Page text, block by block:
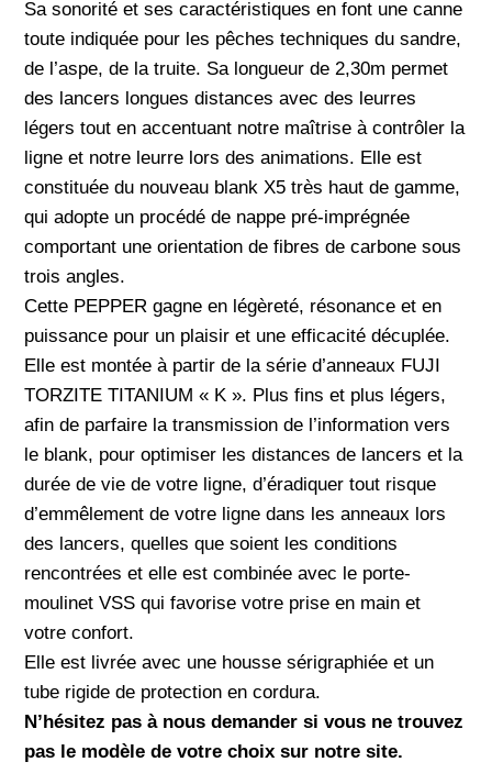
Sa sonorité et ses caractéristiques en font une canne
toute indiquée pour les pêches techniques du sandre,
de l’aspe, de la truite. Sa longueur de 2,30m permet
des lancers longues distances avec des leurres
légers tout en accentuant notre maîtrise à contrôler la
ligne et notre leurre lors des animations. Elle est
constituée du nouveau blank X5 très haut de gamme,
qui adopte un procédé de nappe pré-imprégnée
comportant une orientation de fibres de carbone sous
trois angles.
Cette PEPPER gagne en légèreté, résonance et en
puissance pour un plaisir et une efficacité décuplée.
Elle est montée à partir de la série d’anneaux FUJI
TORZITE TITANIUM « K ». Plus fins et plus légers,
afin de parfaire la transmission de l’information vers
le blank, pour optimiser les distances de lancers et la
durée de vie de votre ligne, d’éradiquer tout risque
d’emmêlement de votre ligne dans les anneaux lors
des lancers, quelles que soient les conditions
rencontrées et elle est combinée avec le porte-
moulinet VSS qui favorise votre prise en main et
votre confort.
Elle est livrée avec une housse sérigraphiée et un
tube rigide de protection en cordura.
N’hésitez pas à nous demander si vous ne trouvez
pas le modèle de votre choix sur notre site.